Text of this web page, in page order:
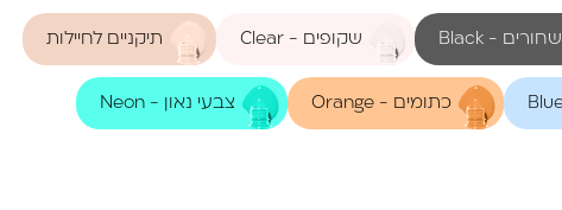
שחורים - Black שקופים - Clear תיקניים לחיילות
כתומים - Orange צבעי נאון - Neon